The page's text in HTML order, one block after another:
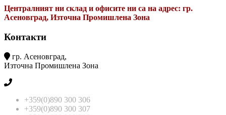
Централният ни склад и офисите ни са на адрес: гр.
Асеновград, Източна Промишлена Зона
Контакти
гр. Асеновград,
Източна Промишлена Зона
+359(0)890 300 306
+359(0)890 300 307